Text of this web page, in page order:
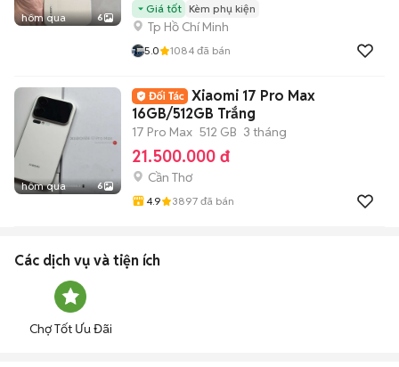
hôm qua 6
Giá tốt Kèm phụ kiện
Tp Hồ Chí Minh
5.0 1084 đã bán
hôm qua 6
Xiaomi 17 Pro Max
16GB/512GB Trắng
17 Pro Max 512 GB 3 tháng
21.500.000 đ
Cần Thơ
4.9 3897 đã bán
Các dịch vụ và tiện ích
Chợ Tốt Ưu Đãi